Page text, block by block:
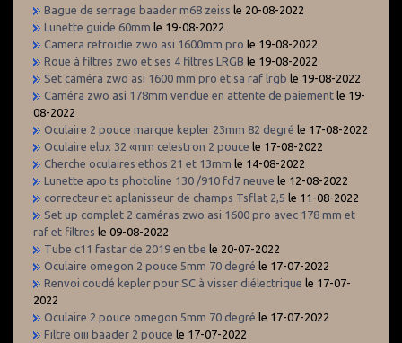
Bague de serrage baader m68 zeiss le 20-08-2022
Lunette guide 60mm le 19-08-2022
Camera refroidie zwo asi 1600mm pro le 19-08-2022
Roue à filtres zwo et ses 4 filtres LRGB le 19-08-2022
Set caméra zwo asi 1600 mm pro et sa raf lrgb le 19-08-2022
Caméra zwo asi 178mm vendue en attente de paiement le 19-
08-2022
Oculaire 2 pouce marque kepler 23mm 82 degré le 17-08-2022
Oculaire elux 32 «mm celestron 2 pouce le 17-08-2022
Cherche oculaires ethos 21 et 13mm le 14-08-2022
Lunette apo ts photoline 130 /910 fd7 neuve le 12-08-2022
correcteur et aplanisseur de champs Tsflat 2,5 le 11-08-2022
Set up complet 2 caméras zwo asi 1600 pro avec 178 mm et
raf et filtres le 09-08-2022
Tube c11 fastar de 2019 en tbe le 20-07-2022
Oculaire omegon 2 pouce 5mm 70 degré le 17-07-2022
Renvoi coudé kepler pour SC à visser diélectrique le 17-07-
2022
Oculaire 2 pouce omegon 5mm 70 degré le 17-07-2022
Filtre oiii baader 2 pouce le 17-07-2022